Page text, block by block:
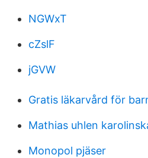
NGWxT
cZslF
jGVW
Gratis läkarvård för
Mathias uhlen
Monopol pjäser